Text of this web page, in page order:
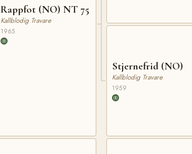
Rappfot (NO) NT 75
Kallblodig Travare
1965
Stjernefrid (NO)
Kallblodig Travare
1959